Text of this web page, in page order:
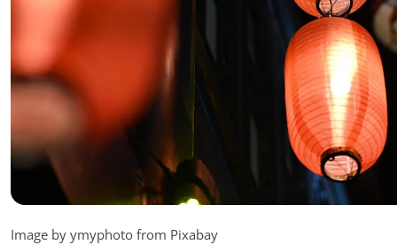
Image by ymyphoto from Pixabay